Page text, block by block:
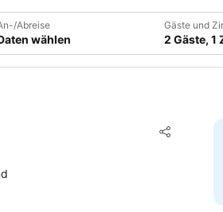
Abreise
wählen
Gäste und
2 Gäste, 1
Teilen
Zu